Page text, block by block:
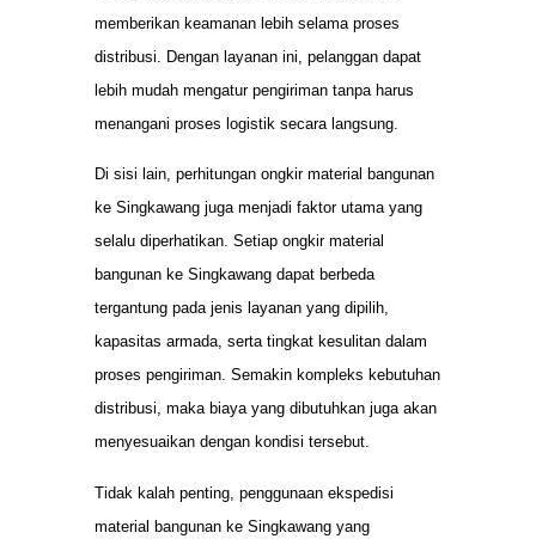
memberikan keamanan lebih selama proses
distribusi. Dengan layanan ini, pelanggan dapat
lebih mudah mengatur pengiriman tanpa harus
menangani proses logistik secara langsung.
Di sisi lain, perhitungan ongkir material bangunan
ke Singkawang juga menjadi faktor utama yang
selalu diperhatikan. Setiap ongkir material
bangunan ke Singkawang dapat berbeda
tergantung pada jenis layanan yang dipilih,
kapasitas armada, serta tingkat kesulitan dalam
proses pengiriman. Semakin kompleks kebutuhan
distribusi, maka biaya yang dibutuhkan juga akan
menyesuaikan dengan kondisi tersebut.
Tidak kalah penting, penggunaan ekspedisi
material bangunan ke Singkawang yang